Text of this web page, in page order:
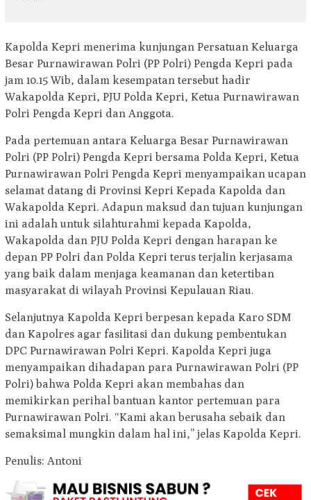
Kapolda Kepri menerima kunjungan Persatuan Keluarga
Besar Purnawirawan Polri (PP Polri) Pengda Kepri pada
jam 10.15 Wib, dalam kesempatan tersebut hadir
Wakapolda Kepri, PJU Polda Kepri, Ketua Purnawirawan
Polri Pengda Kepri dan Anggota.
Pada pertemuan antara Keluarga Besar Purnawirawan
Polri (PP Polri) Pengda Kepri bersama Polda Kepri, Ketua
Purnawirawan Polri Pengda Kepri menyampaikan ucapan
selamat datang di Provinsi Kepri Kepada Kapolda dan
Wakapolda Kepri. Adapun maksud dan tujuan kunjungan
ini adalah untuk silahturahmi kepada Kapolda,
Wakapolda dan PJU Polda Kepri dengan harapan ke
depan PP Polri dan Polda Kepri terus terjalin kerjasama
yang baik dalam menjaga keamanan dan ketertiban
masyarakat di wilayah Provinsi Kepulauan Riau.
Selanjutnya Kapolda Kepri berpesan kepada Karo SDM
dan Kapolres agar fasilitasi dan dukung pembentukan
DPC Purnawirawan Polri Kepri. Kapolda Kepri juga
menyampaikan dihadapan para Purnawirawan Polri (PP
Polri) bahwa Polda Kepri akan membahas dan
memikirkan perihal bantuan kantor pertemuan para
Purnawirawan Polri. “Kami akan berusaha sebaik dan
semaksimal mungkin dalam hal ini,” jelas Kapolda Kepri.
Penulis: Antoni